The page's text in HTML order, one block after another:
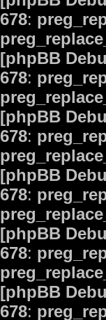
678:
[phpBB
678:
[phpBB
678:
[phpBB
678:
[phpBB
678:
[phpBB
678: